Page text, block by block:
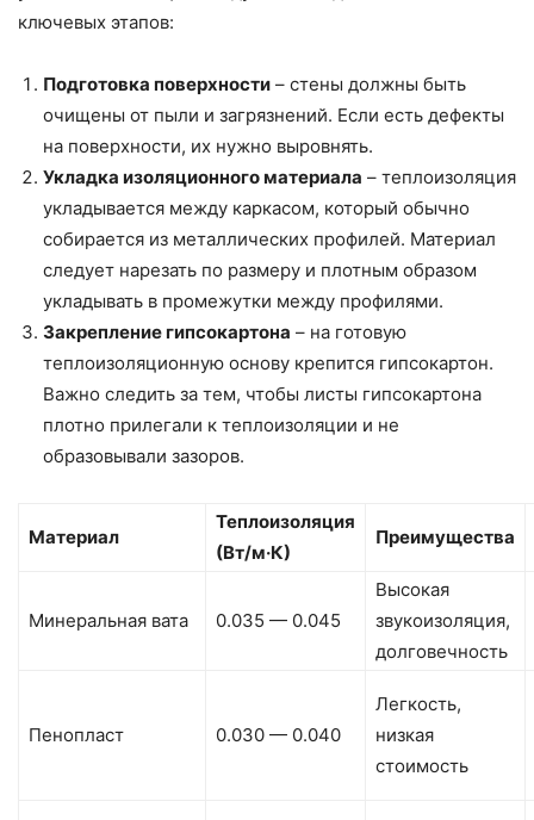
ключевых этапов:
Подготовка поверхности – стены должны быть
очищены от пыли и загрязнений. Если есть дефекты
на поверхности, их нужно выровнять.
Укладка изоляционного материала – теплоизоляция
укладывается между каркасом, который обычно
собирается из металлических профилей. Материал
следует нарезать по размеру и плотным образом
укладывать в промежутки между профилями.
Закрепление гипсокартона – на готовую
теплоизоляционную основу крепится гипсокартон.
Важно следить за тем, чтобы листы гипсокартона
плотно прилегали к теплоизоляции и не
образовывали зазоров.
Материал
Теплоизоляция
(Вт/м·К)
Преимущества
Минеральная вата 0.035 — 0.045
Высокая
звукоизоляция,
долговечность
Пенопласт 0.030 — 0.040
Легкость,
низкая
стоимость